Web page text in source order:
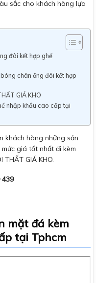
sắc cho khách hàng lựa
đôi kết hợp ghế
chân ống đôi kết hợp
GIÁ KHO
nhập khẩu cao cấp tại
khách hàng những sản
giá tốt nhất đi kèm
THẤT GIÁ KHO.
439
mặt đá kèm
tại Tphcm